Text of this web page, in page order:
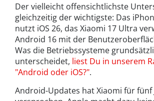
Der vielleicht offensichtlichste
gleichzeitig der wichtigste: Das
nutzt iOS 26, das Xiaomi 17 Ultra
Android 16 mit der
Was die Betriebssysteme
unterscheidet, liest Du in unserem
"Android oder iOS?".
Android-Updates hat Xiaomi für fünf